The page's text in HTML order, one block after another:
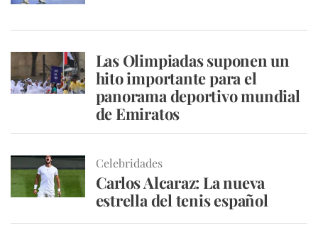
Las Olimpiadas suponen un
hito importante para el
panorama deportivo mundial
de Emiratos
Celebridades
Carlos Alcaraz: La nueva
estrella del tenis español